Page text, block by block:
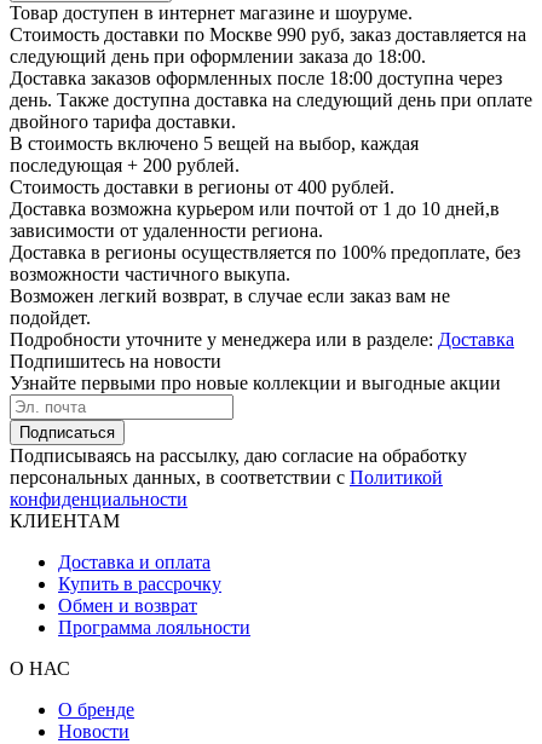
Товар доступен в интернет магазине и шоуруме.
Стоимость доставки по Москве 990 руб, заказ доставляется на
следующий день при оформлении заказа до 18:00.
Доставка заказов оформленных после 18:00 доступна через
день. Также доступна доставка на следующий день при оплате
двойного тарифа доставки.
В стоимость включено 5 вещей на выбор, каждая
последующая + 200 рублей.
Стоимость доставки в регионы от 400 рублей.
Доставка возможна курьером или почтой от 1 до 10 дней,в
зависимости от удаленности региона.
Доставка в регионы осуществляется по 100% предоплате, без
возможности частичного выкупа.
Возможен легкий возврат, в случае если заказ вам не
подойдет.
Подробности уточните у менеджера или в разделе: Доставка
Подпишитесь на новости
Узнайте первыми про новые коллекции и выгодные акции
Подписаться
Подписываясь на рассылку, даю согласие на обработку
персональных данных, в соответствии с Политикой
конфиденциальности
КЛИЕНТАМ
Доставка и оплата
Купить в рассрочку
Обмен и возврат
Программа лояльности
О НАС
О бренде
Новости